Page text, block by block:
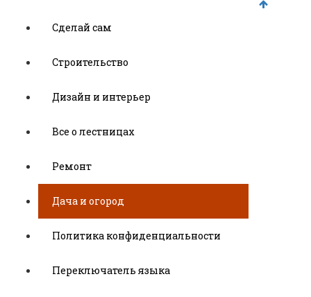
Сделай сам
Строительство
Дизайн и интерьер
Все о лестницах
Ремонт
Дача и огород
Политика конфиденциальности
Переключатель языка